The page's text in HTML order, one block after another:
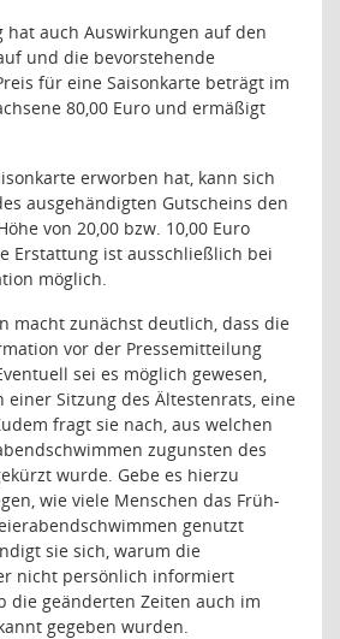
hat auch Auswirkungen auf den
und die bevorstehende
für eine Saisonkarte beträgt im
80,00 Euro und ermäßigt
erworben hat, kann sich
ausgehändigten Gutscheins den
von 20,00 bzw. 10,00 Euro
Erstattung ist ausschließlich bei
möglich.
macht zunächst deutlich, dass die
vor der Pressemitteilung
sei es möglich gewesen,
einer Sitzung des Ältestenrats, eine
fragt sie nach, aus welchen
zugunsten des
wurde. Gebe es hierzu
wie viele Menschen das Früh-
genutzt
sie sich, warum die
nicht persönlich informiert
die geänderten Zeiten auch im
gegeben wurden.